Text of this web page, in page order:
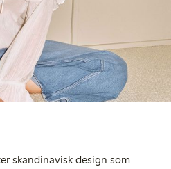
skandinavisk design som